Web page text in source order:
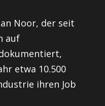
Noor, der seit
auf
etwa 10.500
ihren Job